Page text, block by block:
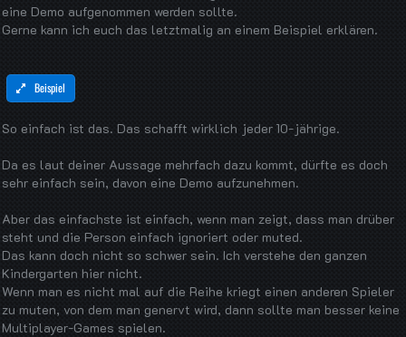
eine Demo aufgenommen werden sollte.
Gerne kann ich euch das letztmalig an einem Beispiel erklären.
Beispiel
So einfach ist das. Das schafft wirklich jeder 10-jährige.
Da es laut deiner Aussage mehrfach dazu kommt, dürfte es doch
sehr einfach sein, davon eine Demo aufzunehmen.
Aber das einfachste ist einfach, wenn man zeigt, dass man drüber
steht und die Person einfach ignoriert oder muted.
Das kann doch nicht so schwer sein. Ich verstehe den ganzen
Kindergarten hier nicht.
Wenn man es nicht mal auf die Reihe kriegt einen anderen Spieler
zu muten, von dem man genervt wird, dann sollte man besser keine
Multiplayer-Games spielen.